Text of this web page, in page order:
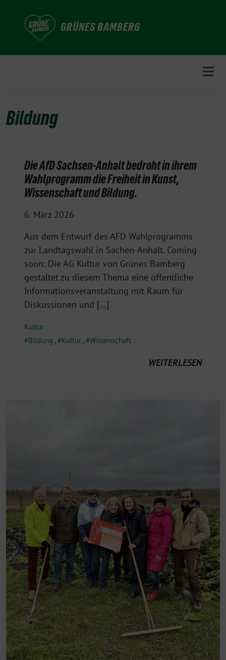
GRÜNES BAMBERG
Bildung
Die AfD Sachsen-Anhalt bedroht in ihrem
Wahlprogramm die Freiheit in Kunst,
Wissenschaft und Bildung.
6. März 2026
Aus dem Entwurf des AFD Wahlprogramms
zur Landtagswahl in Sachen-Anhalt. Coming
soon: Die AG Kultur von Grünes Bamberg
gestaltet zu diesem Thema eine öffentliche
Informationsveranstaltung mit Raum für
Diskussionen und […]
Kultur
Bildung , Kultur , Wissenschaft
WEITERLESEN